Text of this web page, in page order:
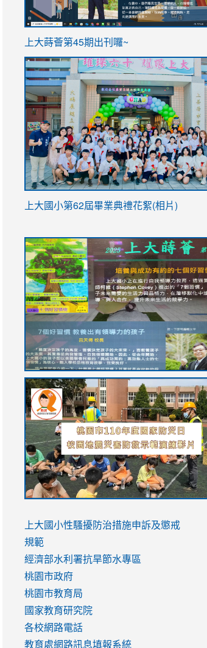
ink
https://sites.google.com/stes.tyc.edu.tw/
link
https://sites.google.com/stes.tyc.edu.tw/
上大蒔薈第45期出刊囉~
link
YfDQppRvyMk686kIw6SBbssEIZ6WnT/
usp=sharing
上大國小第62屆畢業典禮花絮(相片)
to
https://drive.google.com/file/d/1I-
YfDQppRvyMk686kIw6SBbssEIZ6WnT/
usp=sharing
to
https://sites.google.com/stes.tyc.edu.tw/
link
to
https://sites.google.com/stes.tyc.edu.tw/
link
to
https://drive.google.com/file/d/
usp=sharing
link
to
https://youtu.be/jJOMVWY3-
8M
link
to
https://drive.google.com/file/d/
usp=sharing
to
https://www.youtube.com/watch?
v=hC_gdZndU9s
to
https://www.youtube.com/watch?
v=hC_gdZndU9s
link
to
https://www.youtube.com/watch?
v=mfpNykQ0g4M
上大國小性騷擾防治措施申訴及懲戒
規範
經濟部水利署抗旱節水專區
桃園市政府
桃園市教育局
國家教育研究院
各校網路電話
教育處網路訊息填報系統